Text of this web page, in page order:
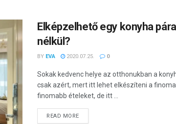
Elképzelhető egy konyha
nélkül?
BY EVA 2020.07.25. 0
Sokak kedvenc helye az otthonukban a
csak azért, mert itt lehet elkészíteni a
finomabb ételeket, de itt ...
READ MOREDETAILS